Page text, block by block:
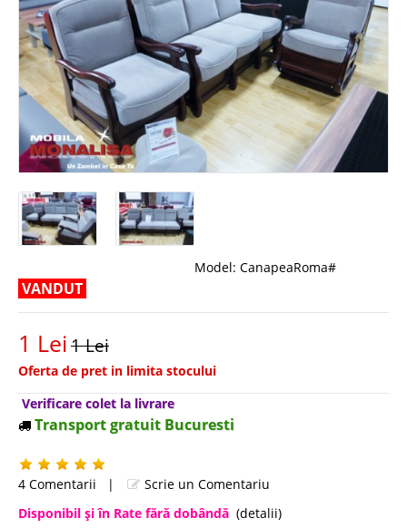
Model: CanapeaRoma#
VANDUT
1 Lei1 Lei
Oferta de pret in limita stocului
Verificare colet la livrare
Transport gratuit Bucuresti
4 Comentarii |
Scrie un Comentariu
Disponibil şi în Rate fără dobândă (detalii)